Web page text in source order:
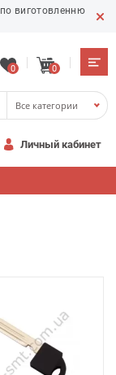
виготовленню
0 0
Все категории
Личный кабинет